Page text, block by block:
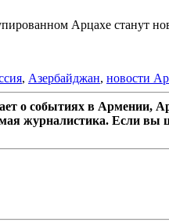
Арцахе станут
, Азербайджан, новости
о событиях в Армении,
журналистика. Если